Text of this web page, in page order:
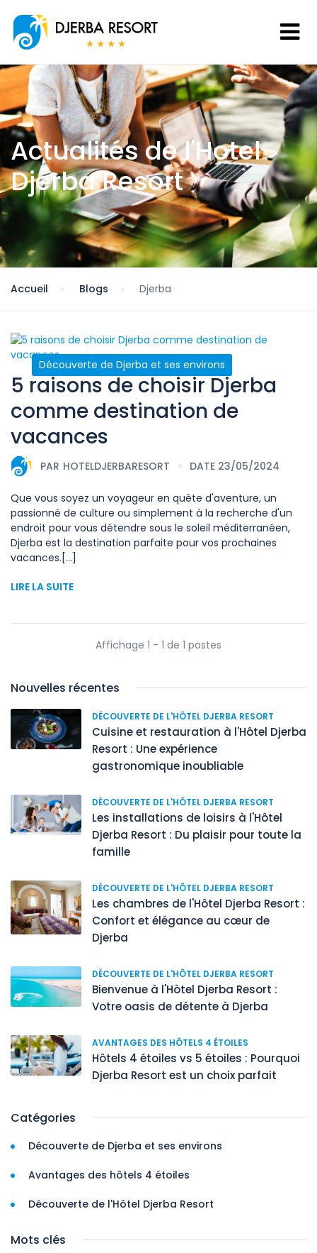
Actualités de l'Hotel
Djerba Resort
Accueil Blogs Djerba
Découverte de Djerba et ses environs
5 raisons de choisir Djerba
comme destination de
vacances
PAR HOTELDJERBARESORT DATE 23/05/2024
Que vous soyez un voyageur en quête d'aventure, un
passionné de culture ou simplement à la recherche d'un
endroit pour vous détendre sous le soleil méditerranéen,
Djerba est la destination parfaite pour vos prochaines
vacances.[...]
LIRE LA SUITE
Affichage 1 - 1 de 1 postes
Nouvelles récentes
DÉCOUVERTE DE L'HÔTEL DJERBA RESORT
Cuisine et restauration à l'Hôtel Djerba
Resort : Une expérience
gastronomique inoubliable
DÉCOUVERTE DE L'HÔTEL DJERBA RESORT
Les installations de loisirs à l'Hôtel
Djerba Resort : Du plaisir pour toute la
famille
DÉCOUVERTE DE L'HÔTEL DJERBA RESORT
Les chambres de l'Hôtel Djerba Resort :
Confort et élégance au cœur de
Djerba
DÉCOUVERTE DE L'HÔTEL DJERBA RESORT
Bienvenue à l'Hôtel Djerba Resort :
Votre oasis de détente à Djerba
AVANTAGES DES HÔTELS 4 ÉTOILES
Hôtels 4 étoiles vs 5 étoiles : Pourquoi
Djerba Resort est un choix parfait
Catégories
Découverte de Djerba et ses environs
Avantages des hôtels 4 étoiles
Découverte de l'Hôtel Djerba Resort
Mots clés